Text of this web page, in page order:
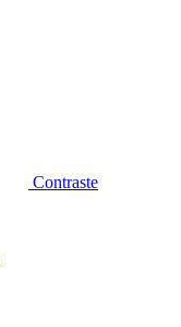
Contraste